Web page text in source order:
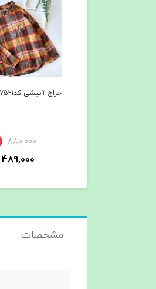
حراج آتیشی کد۷۵۲۱
880,000
489,000
مشخصات